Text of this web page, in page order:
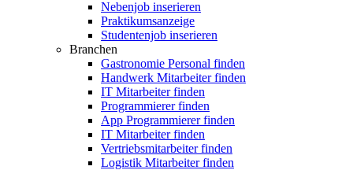
Nebenjob inserieren
Praktikumsanzeige
Studentenjob inserieren
Branchen
Gastronomie Personal finden
Handwerk Mitarbeiter finden
IT Mitarbeiter finden
Programmierer finden
App Programmierer finden
IT Mitarbeiter finden
Vertriebsmitarbeiter finden
Logistik Mitarbeiter finden